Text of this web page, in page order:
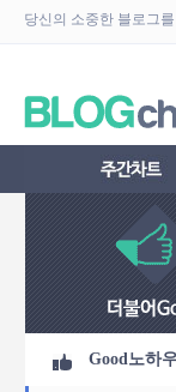
당신의 소중한 블로그
Good노하